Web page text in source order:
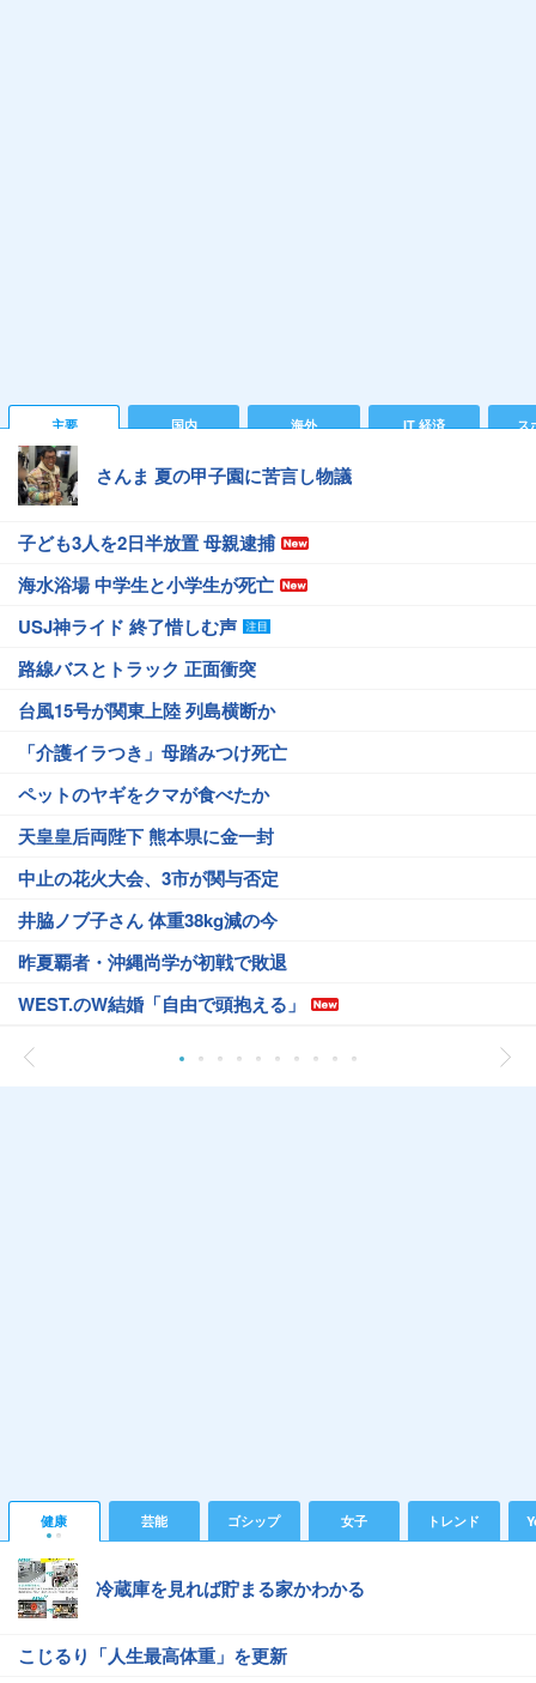
主要 国内 海外 IT 経済 ス
さんま 夏の甲子園に苦言し物議
子ども3人を2日半放置 母親逮捕
海水浴場 中学生と小学生が死亡
USJ神ライド 終了惜しむ声
路線バスとトラック 正面衝突
台風15号が関東上陸 列島横断か
「介護イラつき」母踏みつけ死亡
ペットのヤギをクマが食べたか
天皇皇后両陛下 熊本県に金一封
中止の花火大会、3市が関与否定
井脇ノブ子さん 体重38kg減の今
昨夏覇者・沖縄尚学が初戦で敗退
WEST.のW結婚「自由で頭抱える」
健康 芸能 ゴシップ 女子 トレンド
冷蔵庫を見れば貯まる家かわかる
こじるり「人生最高体重」を更新